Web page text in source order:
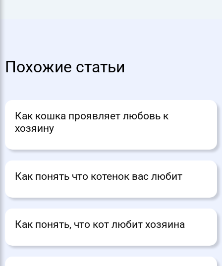
Похожие статьи
Как кошка проявляет любовь к
хозяину
Как понять что котенок вас любит
Как понять, что кот любит хозяина